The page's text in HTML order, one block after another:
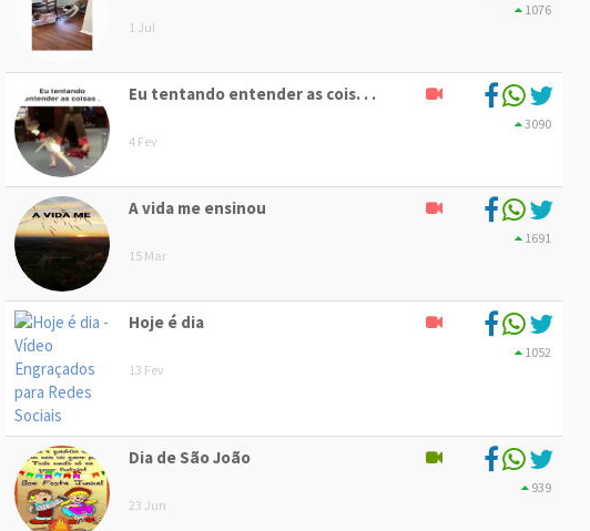
1 Jul
1076
Eu tentando entender as cois. . .
4 Fev
3090
A vida me ensinou
15 Mar
1691
Hoje é dia
13 Fev
1052
Dia de São João
23 Jun
939